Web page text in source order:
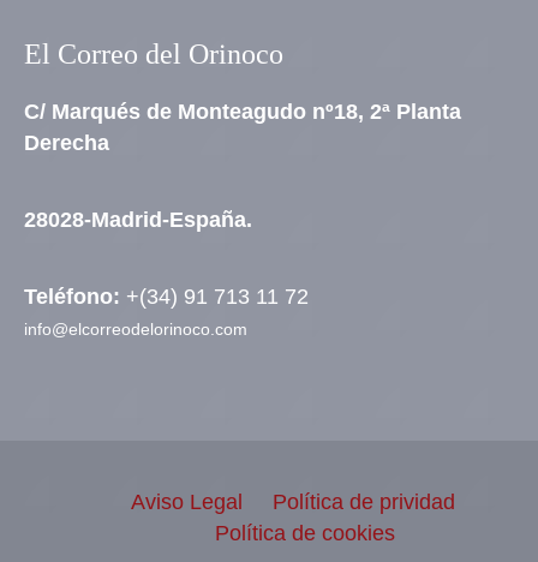
El Correo del Orinoco
C/ Marqués de Monteagudo nº18, 2ª Planta
Derecha
28028-Madrid-España.
Teléfono: +(34) 91 713 11 72
info@elcorreodelorinoco.com
Aviso Legal
Política de prividad
Política de cookies